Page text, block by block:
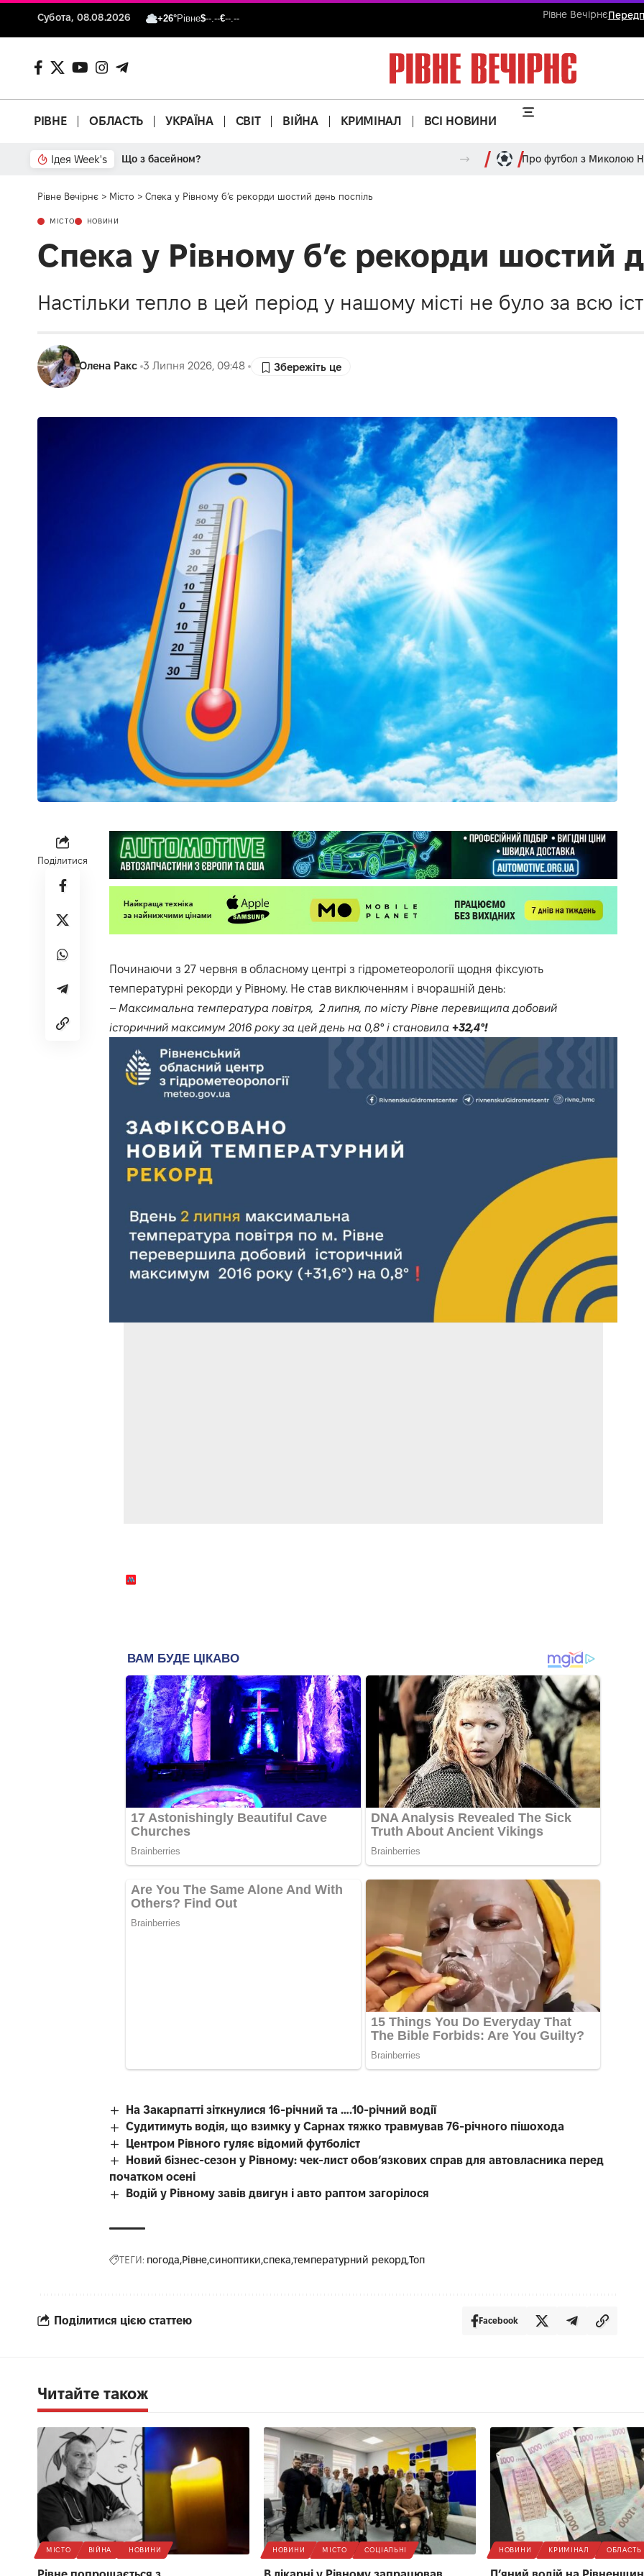
Субота, 08.08.2026 +26°Рівне$--.--€--.-- Рівне Вечірнє
РІВНЕ ОБЛАСТЬ УКРАЇНА СВІТ ВІЙНА КРИМІНАЛ ВСІ НОВИНИ
Ідея Week's Від паркану до картонки Про футбол з Миколою
Рівне Вечірнє > Місто > Спека у Рівному б’є рекорди шостий день поспіль
МІСТО НОВИНИ
Спека у Рівному б’є рекорди шостий
Настільки тепло в цей період у нашому місті не було за всю
Олена Ракс 3 Липня 2026, 09:48
Поділитися
Починаючи з 27 червня в обласному центрі з гідрометеорології щодня фіксують
температурні рекорди у Рівному. Не став виключенням і вчорашній день:
– Максимальна температура повітря, 2 липня, по місту Рівне перевищила добовий
історичний максимум 2016 року за цей день на 0,8° і становила +32,4°!
На Закарпатті зіткнулися 16-річний та ….10-річний водії
Судитимуть водія, що взимку у Сарнах тяжко травмував 76-річного пішохода
Центром Рівного гуляє відомий футболіст
Новий бізнес-сезон у Рівному: чек-лист обов’язкових справ для автовласника перед
початком осені
Водій у Рівному завів двигун і авто раптом загорілося
ТЕГИ: погода Рівнесиноптики спека температурний рекордТоп
Поділитися цією статтею Facebook
Читайте також
МІСТО ВІЙНА НОВИНИ НОВИНИ МІСТО СОЦІАЛЬНІ НОВИНИ КРИМІНАЛ ОБЛАСТЬ